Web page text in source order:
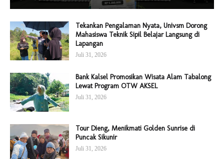
Tekankan Pengalaman Nyata, Univsm Dorong
Mahasiswa Teknik Sipil Belajar Langsung di
Lapangan
Juli 31, 2026
Bank Kalsel Promosikan Wisata Alam Tabalong
Lewat Program OTW AKSEL
Juli 31, 2026
Tour Dieng, Menikmati Golden Sunrise di
Puncak Sikunir
Juli 31, 2026